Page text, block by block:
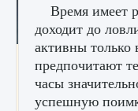
Все новые
FC 25
9 августа 2024
Время имеет
доходит до
активны
предпочитают
часы
успешную